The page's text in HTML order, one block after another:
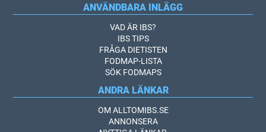
ANVÄNDBARA INLÄGG
VAD ÄR IBS?
IBS TIPS
FRÅGA DIETISTEN
FODMAP-LISTA
SÖK FODMAPS
ANDRA LÄNKAR
OM ALLTOMIBS.SE
ANNONSERA